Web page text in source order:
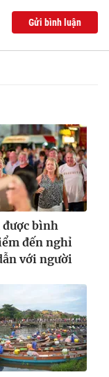
Gửi bình luận
bình
đến nghỉ
với người